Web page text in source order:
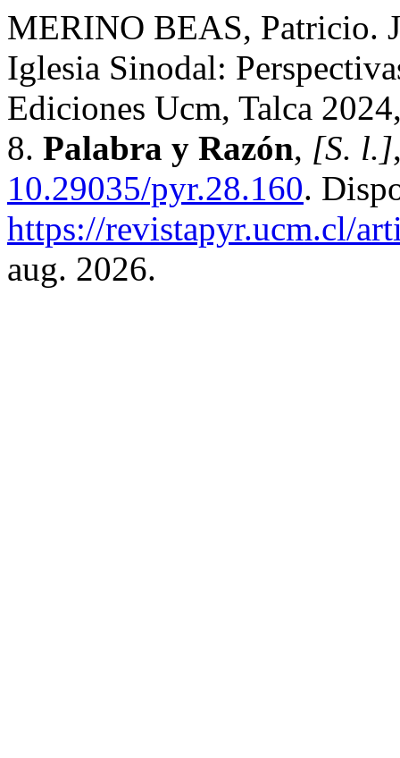
MERINO BEAS, Patricio.
Iglesia Sinodal:
Ediciones Ucm, Talca
8. Palabra y Razón, [S. l.]
10.29035/pyr.28.160.
https://revistapyr.ucm.cl/
aug. 2026.